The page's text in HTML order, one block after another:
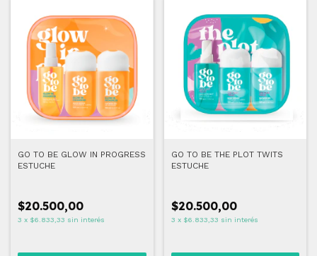
GO TO BE GLOW IN PROGRESS
ESTUCHE
$20.500,00
3 x $6.833,33 sin interés
GO TO BE THE PLOT TWITS
ESTUCHE
$20.500,00
3 x $6.833,33 sin interés